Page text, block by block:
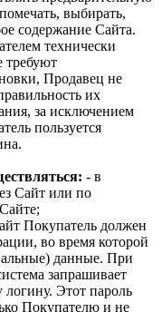
выбирать,
содержание Сайта.
технически
требуют
Продавец не
их
за исключением
пользуется
- в
Сайт или по
Покупатель должен
во время которой
данные. При
запрашивает
логину. Этот пароль
Покупателю и не